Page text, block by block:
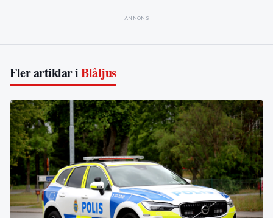
ANNONS
Fler artiklar iBlåljus